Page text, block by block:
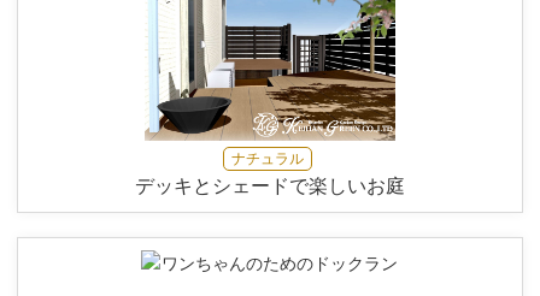
ナチュラル
デッキとシェードで楽しいお庭